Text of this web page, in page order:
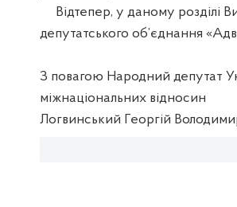
Відтепер, у даному розділі
депутатського об’єднання
З повагою Народний депутат
міжнаціональних відносин
Логвинський Георгій